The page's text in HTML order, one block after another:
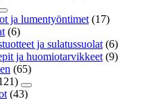
ja lumentyöntimet (17)
(6)
ja sulatussuolat (6)
ja huomiotarvikkeet (9)
(65)
(43)